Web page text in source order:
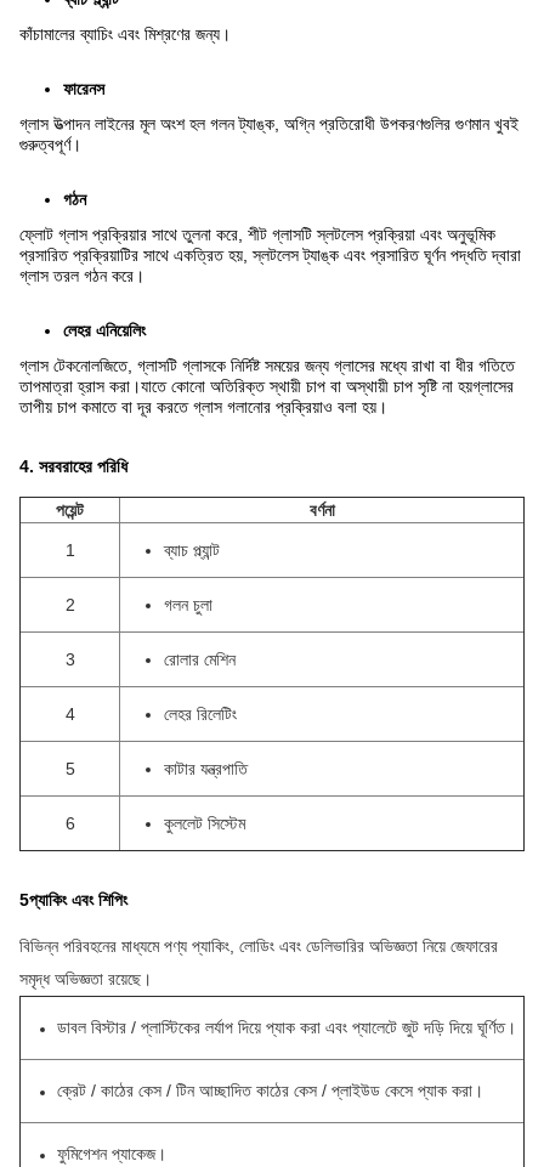
কাঁচামালের ব্যাচিং এবং মিশ্রণের জন্য।
ফারেনস
গ্লাস উত্পাদন লাইনের মূল অংশ হল গলন ট্যাঙ্ক, অগ্নি প্রতিরোধী উপকরণগুলির গুণমান খুবই
গুরুত্বপূর্ণ।
গঠন
ফ্লোট গ্লাস প্রক্রিয়ার সাথে তুলনা করে, শীট গ্লাসটি স্লটলেস প্রক্রিয়া এবং অনুভূমিক
প্রসারিত প্রক্রিয়াটির সাথে একত্রিত হয়, স্লটলেস ট্যাঙ্ক এবং প্রসারিত ঘূর্ণন পদ্ধতি দ্বারা
গ্লাস তরল গঠন করে।
লেহর এনিয়েলিং
গ্লাস টেকনোলজিতে, গ্লাসটি গ্লাসকে নির্দিষ্ট সময়ের জন্য গ্লাসের মধ্যে রাখা বা ধীর গতিতে
তাপমাত্রা হ্রাস করা।যাতে কোনো অতিরিক্ত স্থায়ী চাপ বা অস্থায়ী চাপ সৃষ্টি না হয়গ্লাসের
তাপীয় চাপ কমাতে বা দূর করতে গ্লাস গলানোর প্রক্রিয়াও বলা হয়।
4. সরবরাহের পরিধি
পয়েন্ট বর্ণনা
1 ব্যাচ প্ল্যান্ট
2 গলন চুলা
3 রোলার মেশিন
4 লেহর রিলেটিং
5 কাটার যন্ত্রপাতি
6 কুললেট সিস্টেম
5প্যাকিং এবং শিপিং
বিভিন্ন পরিবহনের মাধ্যমে পণ্য প্যাকিং, লোডিং এবং ডেলিভারির অভিজ্ঞতা নিয়ে জেফারের
সমৃদ্ধ অভিজ্ঞতা রয়েছে।
ডাবল বিস্টার / প্লাস্টিকের লর্যাপ দিয়ে প্যাক করা এবং প্যালেটে জুট দড়ি দিয়ে ঘূর্ণিত।
ক্রেট / কাঠের কেস / টিন আচ্ছাদিত কাঠের কেস / প্লাইউড কেসে প্যাক করা।
ফুমিগেশন প্যাকেজ।